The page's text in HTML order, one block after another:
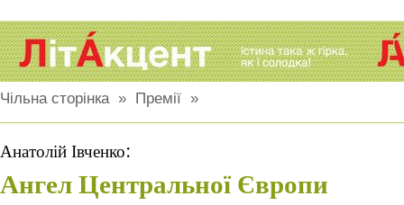
Чільна сторінка» Премії »
Анатолій Івченко:
Ангел Центральної Європи